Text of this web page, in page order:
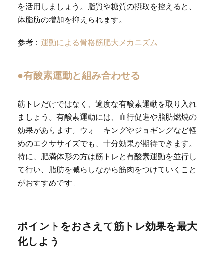
を活用しましょう。脂質や糖質の摂取を控えると、
体脂肪の増加を抑えられます。
参考： 運動による骨格筋肥大メカニズム
●有酸素運動と組み合わせる
筋トレだけではなく、適度な有酸素運動を取り入れ
ましょう。有酸素運動には、血行促進や脂肪燃焼の
効果があります。ウォーキングやジョギングなど軽
めのエクササイズでも、十分効果が期待できます。
特に、肥満体形の方は筋トレと有酸素運動を並行し
て行い、脂肪を減らしながら筋肉をつけていくこと
がおすすめです。
ポイントをおさえて筋トレ効果を最大
化しよう